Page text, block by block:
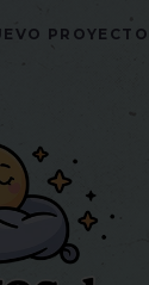
PROYECTO